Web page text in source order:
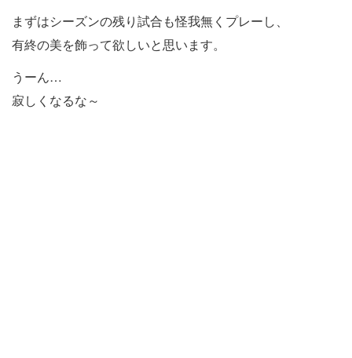
まずはシーズンの残り試合も怪我無くプレーし、
有終の美を飾って欲しいと思います。
うーん…
寂しくなるな～